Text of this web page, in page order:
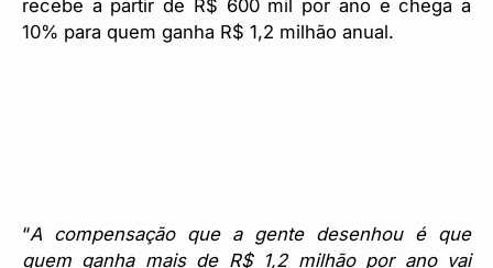
recebe a partir de R$ 600 mil por ano e chega a
10% para quem ganha R$ 1,2 milhão anual.
“A compensação que a gente desenhou é que
quem ganha mais de R$ 1,2 milhão por ano vai